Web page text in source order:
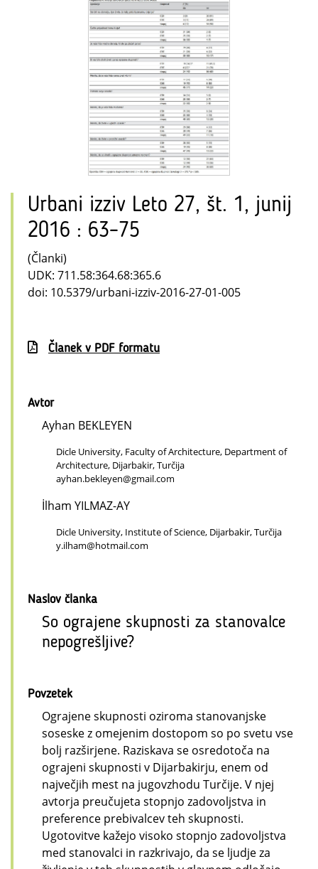
Urbani izziv Leto 27, št. 1, junij
2016 : 63–75
(Članki)
UDK: 711.58:364.68:365.6
doi: 10.5379/urbani-izziv-2016-27-01-005
Članek v PDF formatu
Avtor
Ayhan BEKLEYEN
Dicle University, Faculty of Architecture, Department of
Architecture, Dijarbakir, Turčija
ayhan.bekleyen@gmail.com
İlham YILMAZ-AY
Dicle University, Institute of Science, Dijarbakir, Turčija
y.ilham@hotmail.com
Naslov članka
So ograjene skupnosti za stanovalce
nepogrešljive?
Povzetek
Ograjene skupnosti oziroma stanovanjske
soseske z omejenim dostopom so po svetu vse
bolj razširjene. Raziskava se osredotoča na
ograjeni skupnosti v Dijarbakirju, enem od
največjih mest na jugovzhodu Turčije. V njej
avtorja preučujeta stopnjo zadovoljstva in
preference prebivalcev teh skupnosti.
Ugotovitve kažejo visoko stopnjo zadovoljstva
med stanovalci in razkrivajo, da se ljudje za